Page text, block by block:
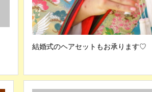
結婚式のヘアセットもお承ります♡